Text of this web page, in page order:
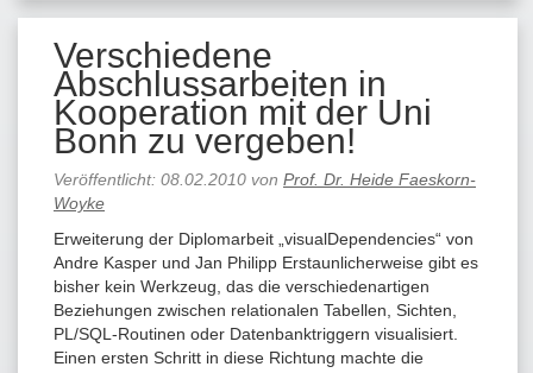
Verschiedene
Abschlussarbeiten in
Kooperation mit der Uni
Bonn zu vergeben!
Veröffentlicht: 08.02.2010 von Prof. Dr. Heide Faeskorn-
Woyke
Erweiterung der Diplomarbeit „visualDependencies“ von
Andre Kasper und Jan Philipp Erstaunlicherweise gibt es
bisher kein Werkzeug, das die verschiedenartigen
Beziehungen zwischen relationalen Tabellen, Sichten,
PL/SQL-Routinen oder Datenbanktriggern visualisiert.
Einen ersten Schritt in diese Richtung machte die